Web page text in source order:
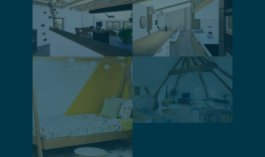
Rénovation et
aménagement
intérieur d’une
maison de
village
Aménagement
une pièce à vivre
et d’une salle de
bain
Création
d’ambiance pour
un showroom
Conseil pour
l’aménagement
et la décoration
d’un appartement